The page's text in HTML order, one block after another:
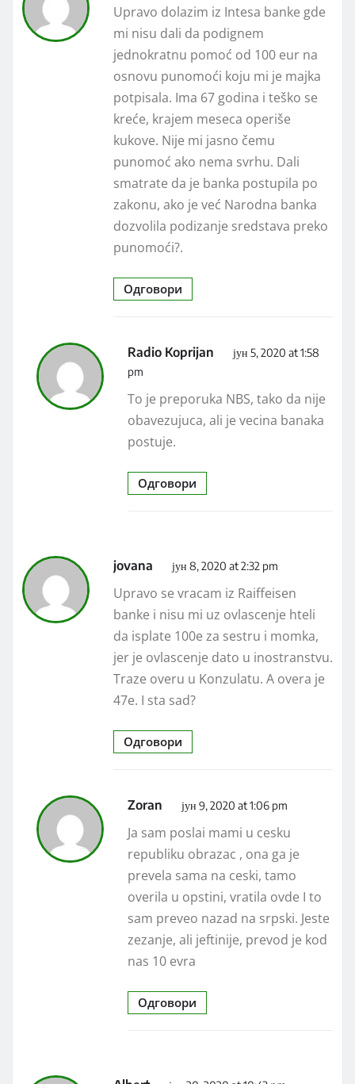
Upravo dolazim iz Intesa banke gde
mi nisu dali da podignem
jednokratnu pomoć od 100 eur na
osnovu punomoći koju mi je majka
potpisala. Ima 67 godina i teško se
kreće, krajem meseca operiše
kukove. Nije mi jasno čemu
punomoć ako nema svrhu. Dali
smatrate da je banka postupila po
zakonu, ako je već Narodna banka
dozvolila podizanje sredstava preko
punomoći?.
Одговори
Radio Koprijan
јун 5, 2020 at 1:58
pm
To je preporuka NBS, tako da nije
obavezujuca, ali je vecina banaka
postuje.
Одговори
jovana јун 8, 2020 at 2:32 pm
Upravo se vracam iz Raiffeisen
banke i nisu mi uz ovlascenje hteli
da isplate 100e za sestru i momka,
jer je ovlascenje dato u inostranstvu.
Traze overu u Konzulatu. A overa je
47e. I sta sad?
Одговори
Zoran јун 9, 2020 at 1:06 pm
Ja sam poslai mami u cesku
republiku obrazac , ona ga je
prevela sama na ceski, tamo
overila u opstini, vratila ovde I to
sam preveo nazad na srpski. Jeste
zezanje, ali jeftinije, prevod je kod
nas 10 evra
Одговори